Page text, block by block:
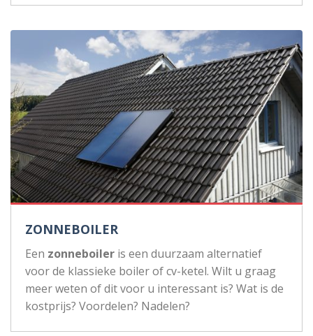
ZONNEBOILER
Een zonneboiler is een duurzaam alternatief
voor de klassieke boiler of cv-ketel. Wilt u graag
meer weten of dit voor u interessant is? Wat is de
kostprijs? Voordelen? Nadelen?